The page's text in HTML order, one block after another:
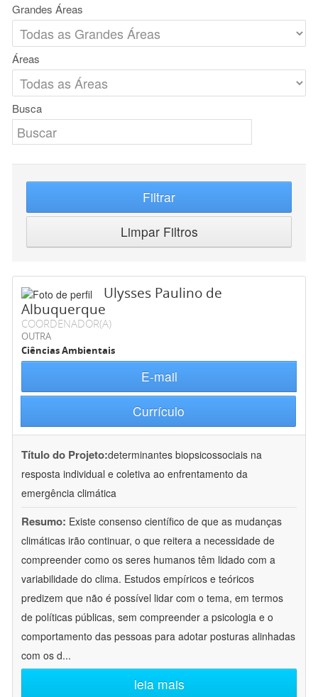
Grandes Áreas
Áreas
Busca
Filtrar
Limpar Filtros
Ulysses Paulino de
Albuquerque
COORDENADOR(A)
OUTRA
Ciências Ambientais
E-mail
Currículo
Título do Projeto:determinantes biopsicossociais na
resposta individual e coletiva ao enfrentamento da
emergência climática
Resumo: Existe consenso científico de que as mudanças
climáticas irão continuar, o que reitera a necessidade de
compreender como os seres humanos têm lidado com a
variabilidade do clima. Estudos empíricos e teóricos
predizem que não é possível lidar com o tema, em termos
de políticas públicas, sem compreender a psicologia e o
comportamento das pessoas para adotar posturas alinhadas
com os d...
leia mais